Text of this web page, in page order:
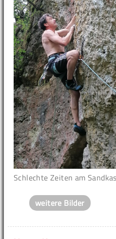
Schlechte Zeiten am
weitere Bilder